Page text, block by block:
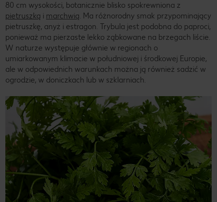
80 cm wysokości, botanicznie blisko spokrewniona z
pietruszką i marchwią. Ma różnorodny smak przypominający
pietruszkę, anyż i estragon. Trybula jest podobna do paproci,
ponieważ ma pierzaste lekko ząbkowane na brzegach liście.
W naturze występuje głównie w regionach o
umiarkowanym klimacie w południowej i środkowej Europie,
ale w odpowiednich warunkach można ją również sadzić w
ogrodzie, w doniczkach lub w szklarniach.